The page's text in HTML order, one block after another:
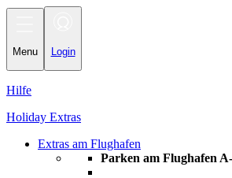
Menu Login
Hilfe
Holiday Extras
Extras am Flughafen
Parken am Flughafen